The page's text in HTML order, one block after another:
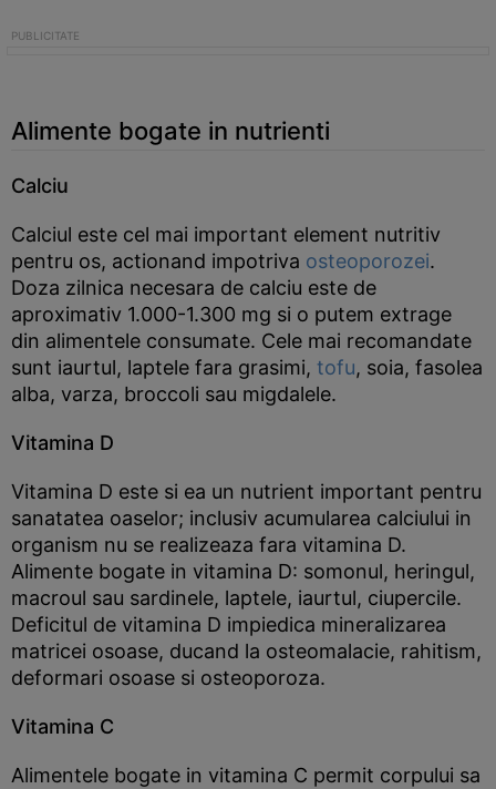
Alimente bogate in nutrienti
Calciu
Calciul este cel mai important element nutritiv
pentru os, actionand impotriva osteoporozei.
Doza zilnica necesara de calciu este de
aproximativ 1.000-1.300 mg si o putem extrage
din alimentele consumate. Cele mai recomandate
sunt iaurtul, laptele fara grasimi, tofu, soia, fasolea
alba, varza, broccoli sau migdalele.
Vitamina D
Vitamina D este si ea un nutrient important pentru
sanatatea oaselor; inclusiv acumularea calciului in
organism nu se realizeaza fara vitamina D.
Alimente bogate in vitamina D: somonul, heringul,
macroul sau sardinele, laptele, iaurtul, ciupercile.
Deficitul de vitamina D impiedica mineralizarea
matricei osoase, ducand la osteomalacie, rahitism,
deformari osoase si osteoporoza.
Vitamina C
Alimentele bogate in vitamina C permit corpului sa